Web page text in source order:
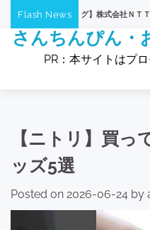
content
Flash News
ッピング】株式会社ＮＴＴぷらら・光回
さんちんぴん・
PR：本サイトはプ
【ニトリ】買
ッズ5選
Posted on 2026-06-24 by